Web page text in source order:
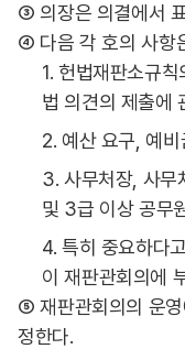
③ 의장은 의결에서
④ 다음 각 호의 사항
1. 헌법재판소규
법 의견의 제출에
2. 예산 요구, 예
3. 사무처장, 사무
및 3급 이상 공무
4. 특히 중요하다
이 재판관회의에
⑤ 재판관회의의 운
정한다.